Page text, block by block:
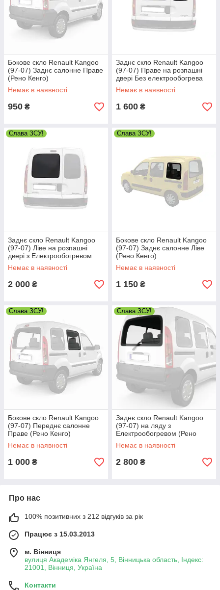
Бокове скло Renault Kangoo
(97-07) Заднє салонне Праве
(Рено Кенго)
Немає в наявності
950 ₴
Заднє скло Renault Kangoo
(97-07) Праве на розпашні
двері Без електрообогрева
(Рено Кенго)
Немає в наявності
1 600 ₴
Слава ЗСУ!
Заднє скло Renault Kangoo
(97-07) Ліве на розпашні
двері з Електрообогревом
(Рено Кенго)
Немає в наявності
2 000 ₴
Слава ЗСУ!
Бокове скло Renault Kangoo
(97-07) Заднє салонне Ліве
(Рено Кенго)
Немає в наявності
1 150 ₴
Слава ЗСУ!
Бокове скло Renault Kangoo
(97-07) Переднє салонне
Праве (Рено Кенго)
Немає в наявності
1 000 ₴
Слава ЗСУ!
Заднє скло Renault Kangoo
(97-07) на ляду з
Електрообогревом (Рено
Кенго)
Немає в наявності
2 800 ₴
Про нас
100% позитивних з 212 відгуків за рік
Працює з 15.03.2013
м. Вінниця
вулиця Академіка Янгеля, 5, Вінницька область, Індекс:
21001, Вінниця, Україна
Контакти